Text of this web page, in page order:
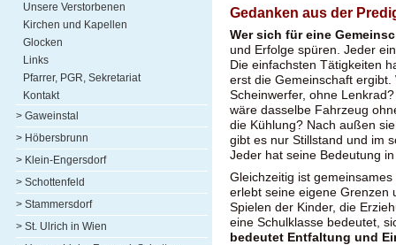
Unsere Verstorbenen
Kirchen und Kapellen
Glocken
Links
Pfarrer, PGR, Sekretariat
Kontakt
> Gaweinstal
> Höbersbrunn
> Klein-Engersdorf
> Schottenfeld
> Stammersdorf
> St. Ulrich in Wien
Gedanken aus der
Wer sich für eine
und Erfolge spüren. Jeder
Die einfachsten Tätigkeiten
erst die Gemeinschaft
Scheinwerfer, ohne
wäre dasselbe Fahrzeug
die Kühlung? Nach außen
gibt es nur Stillstand und im
Jeder hat seine Bedeutung
Gleichzeitig ist
erlebt seine eigene Grenzen
Spielen der Kinder, die
eine Schulklasse bedeutet,
bedeutet Entfaltung und